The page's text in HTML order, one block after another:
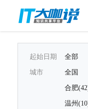
起始日期 全部
城市 全国
合肥
温州